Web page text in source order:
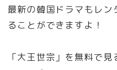
最新の韓国ドラマもレン
ることができますよ！
「大王世宗」を無料で